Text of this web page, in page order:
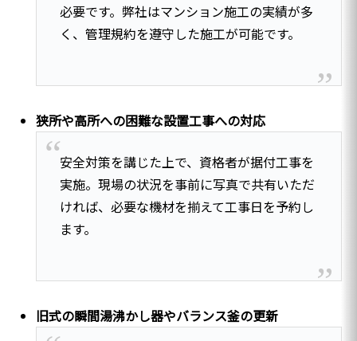
必要です。弊社はマンション施工の実績が多
く、管理規約を遵守した施工が可能です。
狭所や高所への困難な設置工事への対応
安全対策を講じた上で、資格者が据付工事を
実施。現場の状況を事前に写真で共有いただ
ければ、必要な機材を揃えて工事日を予約し
ます。
旧式の瞬間湯沸かし器やバランス釜の更新